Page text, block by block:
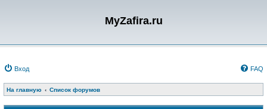
MyZafira.ru
Вход FAQ
На главную Список форумов